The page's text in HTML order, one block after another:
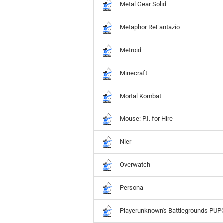
Metal Gear Solid
Metaphor ReFantazio
Metroid
Minecraft
Mortal Kombat
Mouse: P.I. for Hire
Nier
Overwatch
Persona
Playerunknown's Battlegrounds